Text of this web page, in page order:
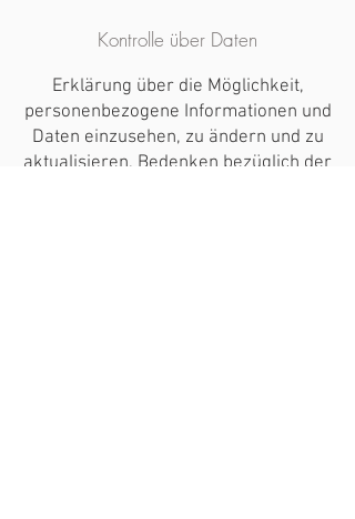
Kontrolle über Daten
Erklärung über die Möglichkeit,
personenbezogene Informationen und
Daten einzusehen, zu ändern und zu
aktualisieren, Bedenken bezüglich der